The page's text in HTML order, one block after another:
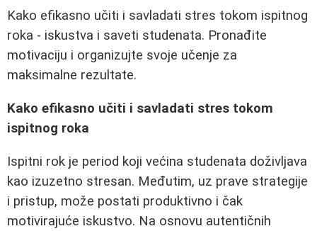
Kako efikasno učiti i savladati stres tokom ispitnog
roka - iskustva i saveti studenata. Pronađite
motivaciju i organizujte svoje učenje za
maksimalne rezultate.
Kako efikasno učiti i savladati stres tokom
ispitnog roka
Ispitni rok je period koji većina studenata doživljava
kao izuzetno stresan. Međutim, uz prave strategije
i pristup, može postati produktivno i čak
motivirajuće iskustvo. Na osnovu autentičnih